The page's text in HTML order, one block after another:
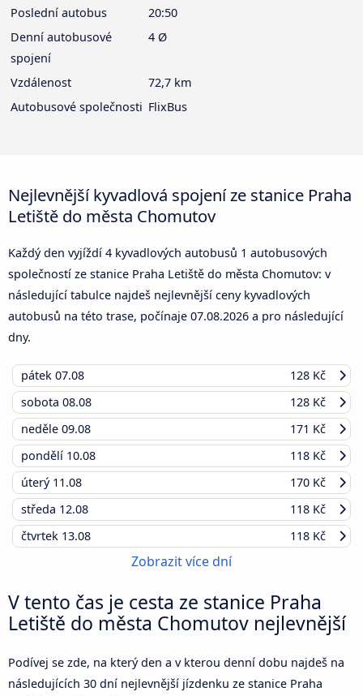
Poslední autobus
20:50
Denní autobusové
spojení
4 Ø
Vzdálenost
72,7 km
Autobusové společnosti FlixBus
Nejlevnější kyvadlová spojení ze stanice Praha
Letiště do města Chomutov
Každý den vyjíždí 4 kyvadlových autobusů 1 autobusových
společností ze stanice Praha Letiště do města Chomutov: v
následující tabulce najdeš nejlevnější ceny kyvadlových
autobusů na této trase, počínaje 07.08.2026 a pro následující
dny.
pátek 07.08
128 Kč
sobota 08.08
128 Kč
neděle 09.08
171 Kč
pondělí 10.08
118 Kč
úterý 11.08
170 Kč
středa 12.08
118 Kč
čtvrtek 13.08 118 Kč
Zobrazit více dní
V tento čas je cesta ze stanice Praha
Letiště do města Chomutov nejlevnější
Podívej se zde, na který den a v kterou denní dobu najdeš na
následujících 30 dní nejlevnější jízdenku ze stanice Praha